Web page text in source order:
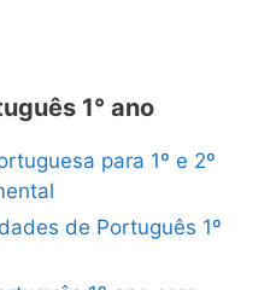
1° ano
para 1º e 2º
de Português 1º